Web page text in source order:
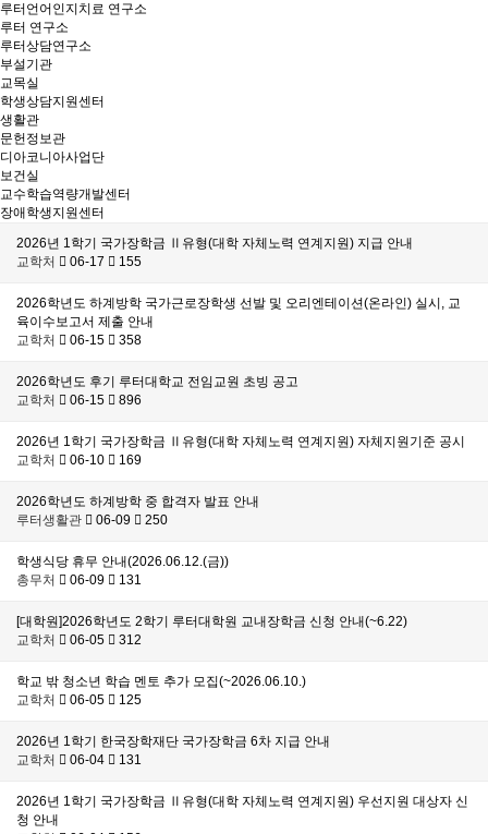
루터언어인지치료 연구소
루터 연구소
루터상담연구소
부설기관
교목실
학생상담지원센터
생활관
문헌정보관
디아코니아사업단
보건실
교수학습역량개발센터
장애학생지원센터
2026년 1학기 국가장학금 Ⅱ유형(대학 자체노력 연계지원) 지급 안내
교학처
06-17 155
2026학년도 하계방학 국가근로장학생 선발 및 오리엔테이션(온라인) 실시, 교
육이수보고서 제출 안내
교학처
06-15 358
2026학년도 후기 루터대학교 전임교원 초빙 공고
교학처
06-15 896
2026년 1학기 국가장학금 Ⅱ유형(대학 자체노력 연계지원) 자체지원기준 공시
교학처
06-10 169
2026학년도 하계방학 중 합격자 발표 안내
루터생활관
06-09 250
학생식당 휴무 안내(2026.06.12.(금))
총무처
06-09 131
[대학원]2026학년도 2학기 루터대학원 교내장학금 신청 안내(~6.22)
교학처
06-05 312
학교 밖 청소년 학습 멘토 추가 모집(~2026.06.10.)
교학처
06-05 125
2026년 1학기 한국장학재단 국가장학금 6차 지급 안내
교학처
06-04 131
2026년 1학기 국가장학금 Ⅱ유형(대학 자체노력 연계지원) 우선지원 대상자 신
청 안내